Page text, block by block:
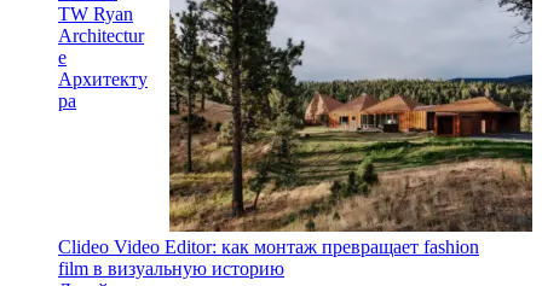
TW Ryan
Architectur
e
Архитекту
ра
Clideo Video Editor: как монтаж превращает fashion
film в визуальную историю